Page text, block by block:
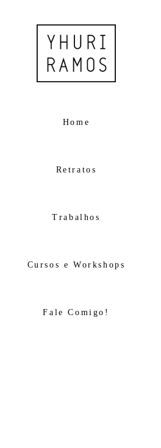
Home
Retratos
Trabalhos
Cursos e Workshops
Fale Comigo!